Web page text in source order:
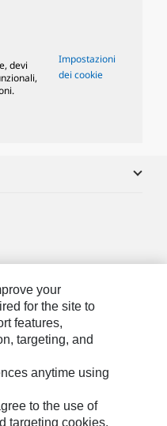
devi
Impostazioni
dei cookie
your
for the site to
features,
targeting, and
anytime using
to the use of
targeting cookies.